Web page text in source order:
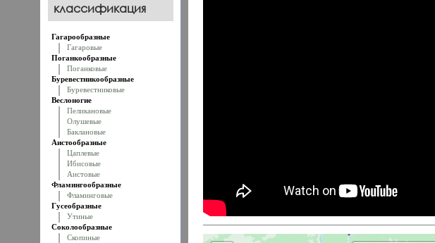
классификация
Гагарообразные
Гагаровые
Поганкообразные
Поганковые
Буревестникообразные
Буревестниковые
Веслоногие
Пеликановые
Олушевые
Баклановые
Аистообразные
Цаплевые
Ибисовые
Аистовые
Фламингообразные
Фламинговые
Гусеобразные
Утиные
Соколообразные
Скопиные